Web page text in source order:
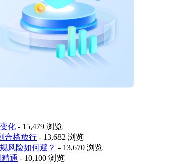
化 - 15,479 浏览
合格放行 - 13,682 浏览
风险如何避？ - 13,670 浏览
通 - 10,100 浏览